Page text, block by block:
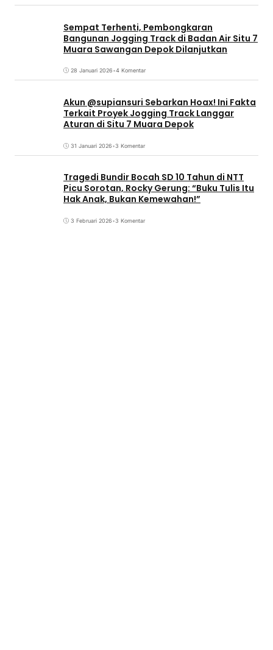
Sempat Terhenti, Pembongkaran
Bangunan Jogging Track di Badan Air Situ 7
Muara Sawangan Depok Dilanjutkan
28 Januari 2026•4 Komentar
Akun @supiansuri Sebarkan Hoax! Ini Fakta
Terkait Proyek Jogging Track Langgar
Aturan di Situ 7 Muara Depok
31 Januari 2026•3 Komentar
Tragedi Bundir Bocah SD 10 Tahun di NTT
Picu Sorotan, Rocky Gerung: “Buku Tulis Itu
Hak Anak, Bukan Kemewahan!”
3 Februari 2026•3 Komentar